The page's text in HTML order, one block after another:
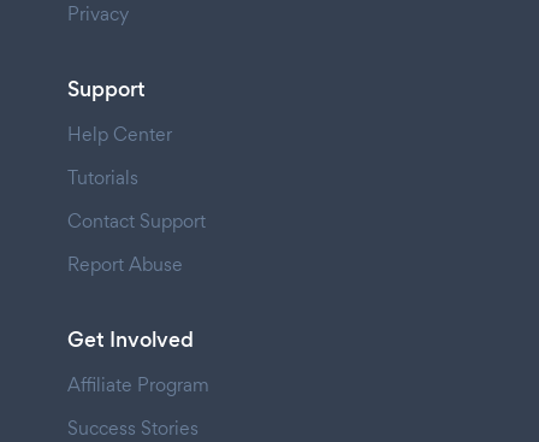
Privacy
Support
Help Center
Tutorials
Contact Support
Report Abuse
Get Involved
Affiliate Program
Success Stories